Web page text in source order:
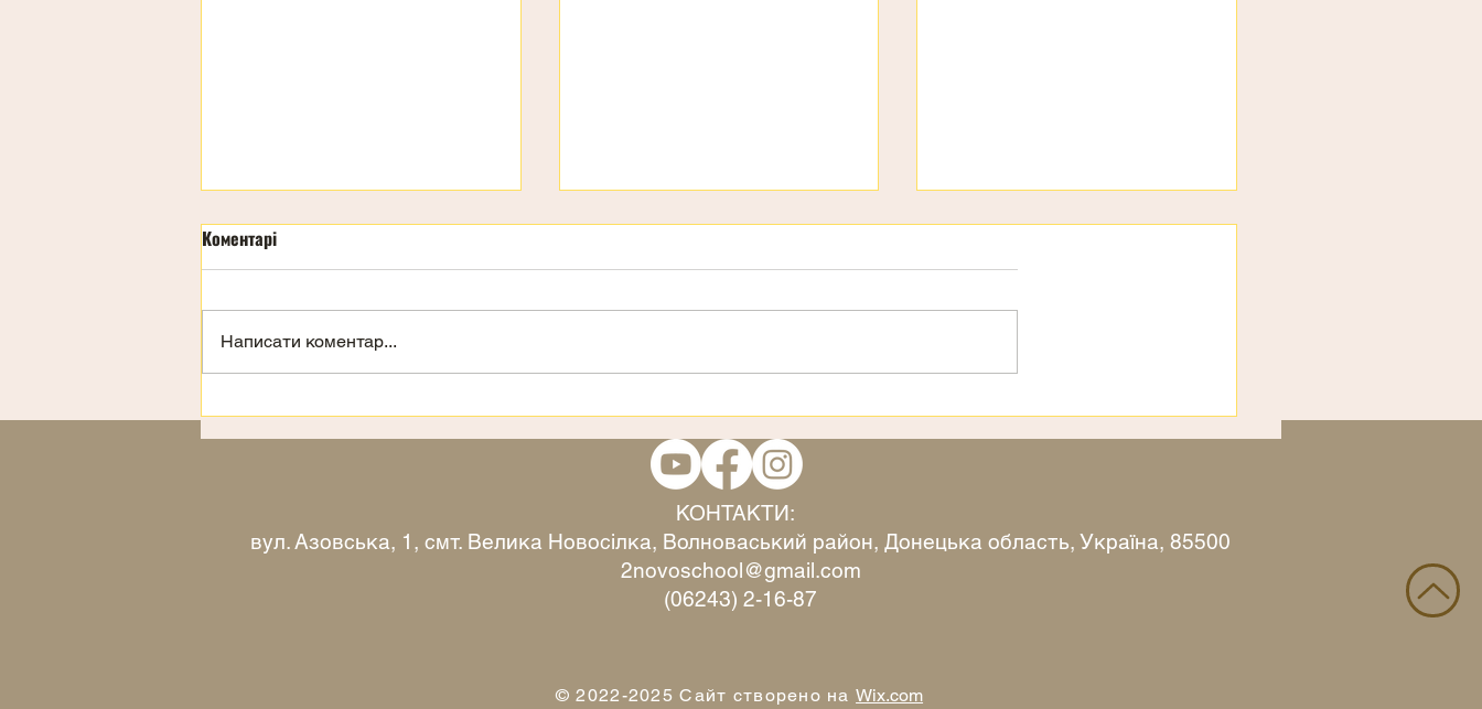
День дітей 3 страхи
Коментарі
Написати коментар...
КОНТАКТИ:
вул. Азовська, 1, смт. Велика Новосілка, Волноваський район, Донецька область, Україна, 85500
2novoschool@gmail.com
(06243) 2-16-87
© 2022-2025 Сайт створено наWix.com